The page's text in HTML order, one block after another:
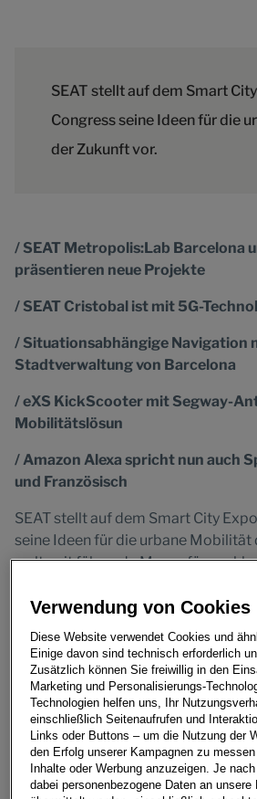
SEAT stellt auf dem Smart
Congress seine Ideen für die
der Zukunft vor.
/ SEAT Metropolis:Lab Barcelona
präsentieren neue Projekte
/ SEAT Cristobal ist mit 5G-
/ Situationsabhängige Navigation
Stadtverwaltung von Barcelona
/ eXS KickScooter mit Segway-
Mobilitätslösun
/ Amazon Alexa spricht nun auch
und Französisch
SEAT stellt auf dem Smart City
seine Ideen für die urbane Mobilität
weltweit führende Messe für
Barcelona statt. Auf dem
Besucher die zukunftsweisenden
Metropolis:Lab live erleben. Dazu
Projekte für Fahrgemeinschaften
die XMOBA nächstes Jahr in einem
wird.
Zudem präsentiert SEAT die
mit 5G-Mobilfunktechnologie
Verwendung von Cookies
Diese Website verwendet Cookies und
Einige davon sind technisch erforderlich
Zusätzlich können Sie freiwillig in den
Marketing und Personalisierungs-
Technologien helfen uns, Ihr
einschließlich Seitenaufrufen und
Links oder Buttons – um die Nutzung der
den Erfolg unserer Kampagnen zu
Inhalte oder Werbung anzuzeigen. Je
dabei personenbezogene Daten an